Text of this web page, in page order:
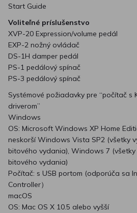
Start Guide
Voliteľné príslušenstvo
XVP-20 Expression/volume pedál
EXP-2 nožný ovládač
DS-1H damper pedál
PS-1 pedálový spínač
PS-3 pedálový spínač
Systémové požiadavky pre “počítač s
driverom”
Windows
OS: Microsoft Windows XP Home
neskorší Windows Vista SP2 (všetky
bitového vydania), Windows 7
bitového vydania)
Počítač: s USB portom (odporúča sa
Controller）
macOS
OS: Mac OS X 10.5 alebo vyšší